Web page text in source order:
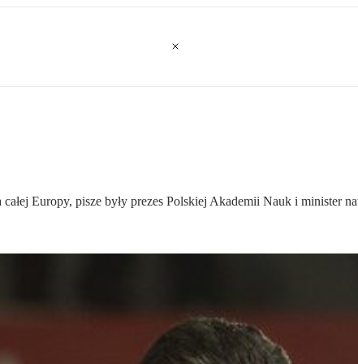
Europy, pisze były prezes Polskiej Akademii Nauk i minister